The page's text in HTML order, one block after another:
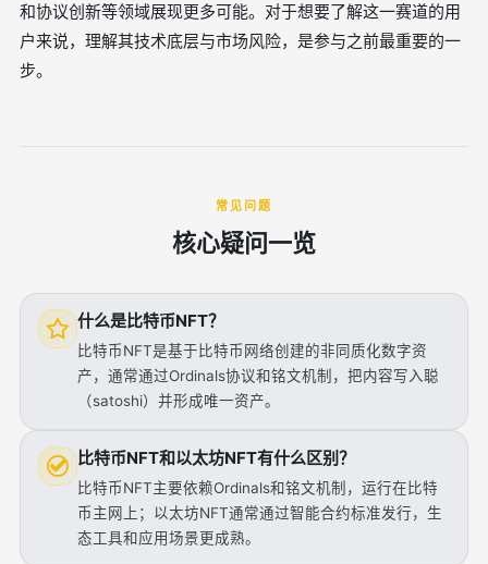
和协议创新等领域展现更多可能。对于想要了解这一赛道的用
户来说，理解其技术底层与市场风险，是参与之前最重要的一
步。
常见问题
核心疑问一览
什么是比特币NFT？
比特币NFT是基于比特币网络创建的非同质化数字资
产，通常通过Ordinals协议和铭文机制，把内容写入聪
（satoshi）并形成唯一资产。
比特币NFT和以太坊NFT有什么区别？
比特币NFT主要依赖Ordinals和铭文机制，运行在比特
币主网上；以太坊NFT通常通过智能合约标准发行，生
态工具和应用场景更成熟。